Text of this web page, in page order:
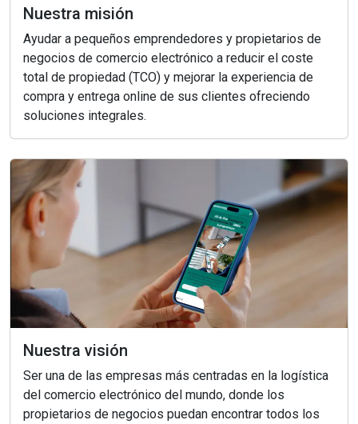
Nuestra misión
Ayudar a pequeños emprendedores y propietarios de
negocios de comercio electrónico a reducir el coste
total de propiedad (TCO) y mejorar la experiencia de
compra y entrega online de sus clientes ofreciendo
soluciones integrales.
Nuestra visión
Ser una de las empresas más centradas en la logística
del comercio electrónico del mundo, donde los
propietarios de negocios puedan encontrar todos los